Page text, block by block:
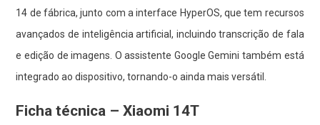
14 de fábrica, junto com a interface HyperOS, que tem recursos
avançados de inteligência artificial, incluindo transcrição de fala
e edição de imagens. O assistente Google Gemini também está
integrado ao dispositivo, tornando-o ainda mais versátil.
Ficha técnica – Xiaomi 14T